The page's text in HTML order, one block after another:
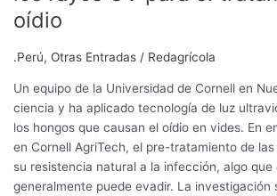
oídio
.Perú, Otras Entradas / Redagrícola
Un equipo de la Universidad de Cornell en
ciencia y ha aplicado tecnología de luz
los hongos que causan el oídio en vides. En
en Cornell AgriTech, el pre-tratamiento de
su resistencia natural a la infección, algo que
generalmente puede evadir. La investigación
oídio